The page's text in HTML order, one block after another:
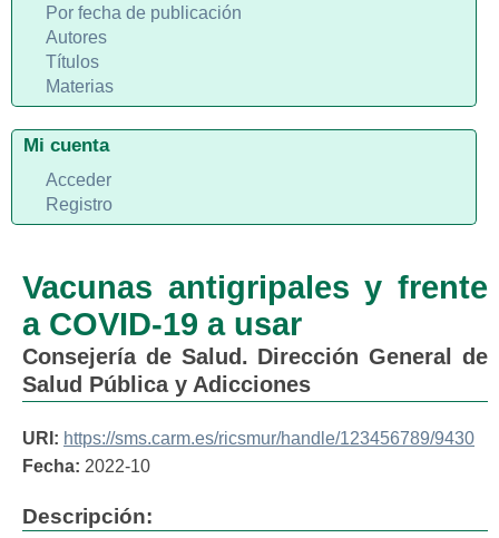
Vacunas antigripales y frente
a COVID-19 a usar
Consejería de Salud. Dirección General de
Salud Pública y Adicciones
URI: https://sms.carm.es/ricsmur/handle/123456789/9430
Fecha: 2022-10
Descripción:
Por fecha de publicación
Autores
Títulos
Materias
Mi cuenta
Acceder
Registro